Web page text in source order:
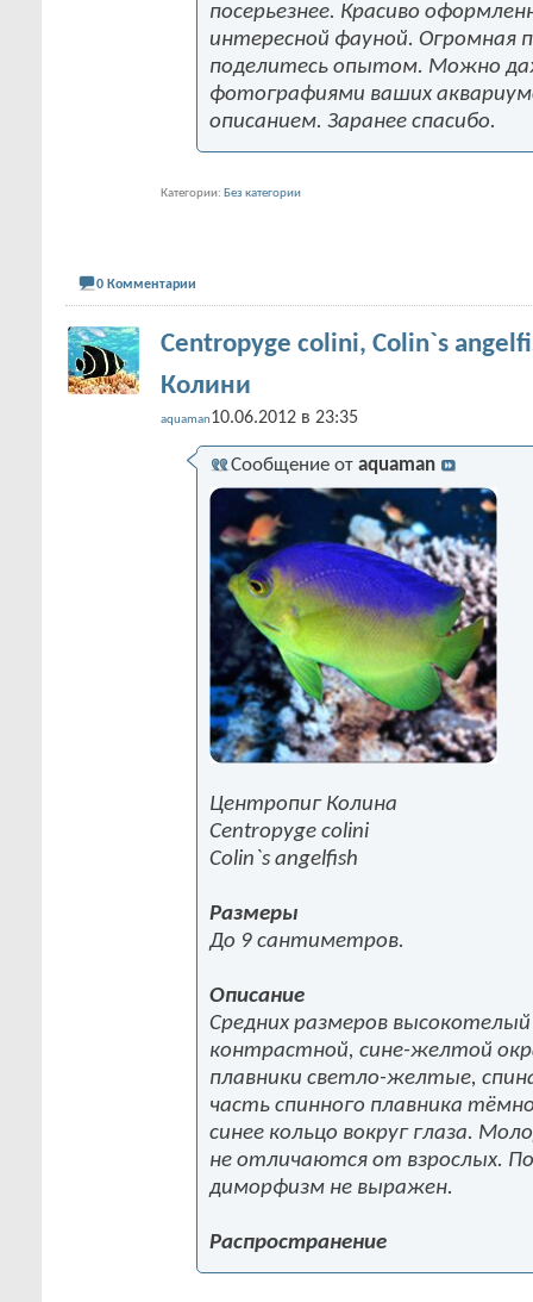
посерьезнее. Красиво
интересной фауной. Огромная
поделитесь опытом. Можно
фотографиями ваших
описанием. Заранее спасибо.
Категории Без категории
0 Комментарии
Centropyge colini, Colin`s
Колини
aquaman10.06.2012 в 23:35
Сообщение от aquaman
Центропиг Колина
Centropyge colini
Colin`s angelfish
Размеры
До 9 сантиметров.
Описание
Средних размеров
контрастной, сине-желтой
плавники светло-желтые,
часть спинного плавника
синее кольцо вокруг глаза.
не отличаются от взрослых.
диморфизм не выражен.
Распространение